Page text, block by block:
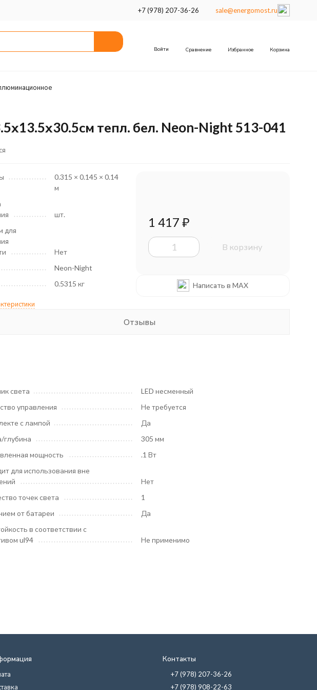
+7 (978) 207-36-26 sale@energomost.ru
Войти Сравнение Избранное Корзина
тепл. бел. Neon-Night 513-041
0.315 × 0.145 × 0.14
м
шт.
для
Нет
Neon-Night
0.5315 кг
1 417 ₽
В корзину
Написать в MAX
Отзывы
света
LED несменный
управления
Не требуется
с лампой
Да
глубина
305 мм
мощность
.1 Вт
для использования вне
Нет
точек света
1
от батареи
Да
в соответствии с
ul94
Не применимо
Контакты
+7 (978) 207-36-26
+7 (978) 908-22-63